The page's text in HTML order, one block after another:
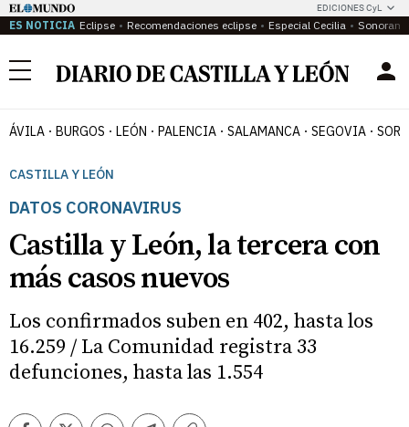
EDICIONES CyL
ES NOTICIA Eclipse Recomendaciones eclipse Especial Cecilia
Menú
ÁVILA BURGOS LEÓN PALENCIA SALAMANCA SEGOVIA
CASTILLA Y LEÓN
DATOS CORONAVIRUS
Castilla y León, la tercera con
más casos nuevos
Los confirmados suben en 402, hasta los
16.259 / La Comunidad registra 33
defunciones, hasta las 1.554